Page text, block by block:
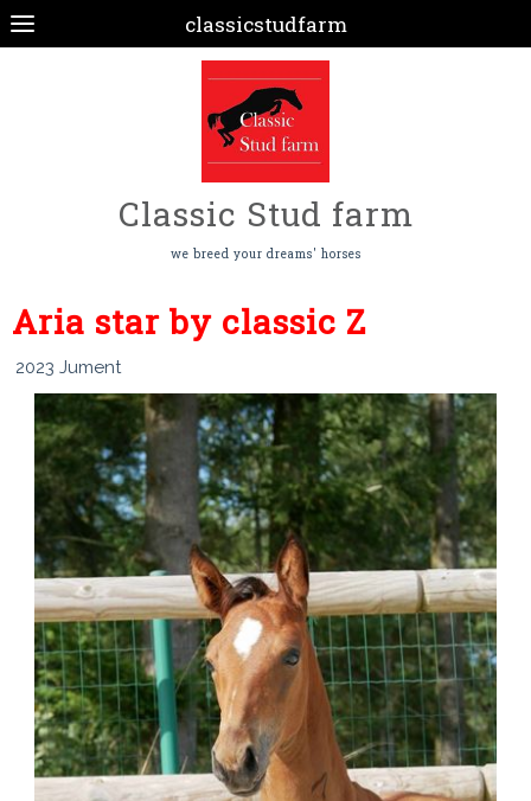
classicstudfarm
Classic Stud farm
we breed your dreams' horses
Aria star by classic Z
2023 Jument